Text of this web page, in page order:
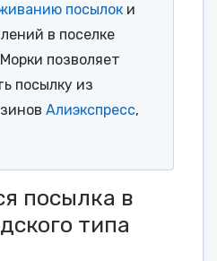
посылок и
в поселке
позволяет
посылку из
Алиэкспресс,
посылка в
типа